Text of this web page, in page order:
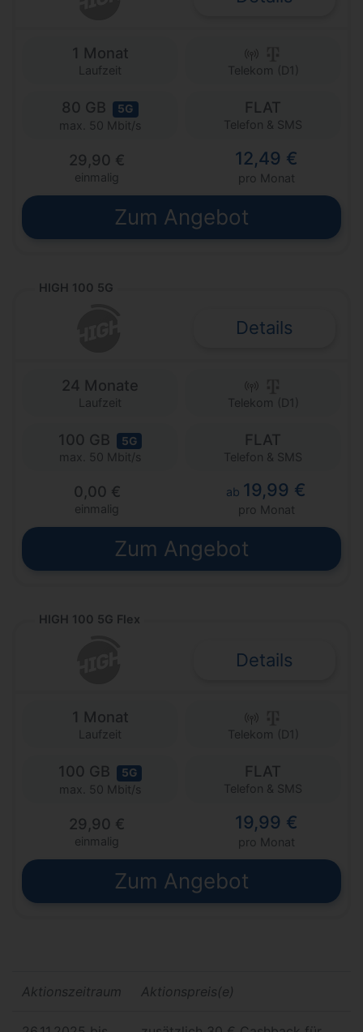
1 Monat
Laufzeit Telekom (D1)
80 GB 5G
max. 50 Mbit/s
FLAT
Telefon & SMS
29,90 €
einmalig
12,49 €
pro Monat
Zum Angebot
HIGH 100 5G
Details
24 Monate
Laufzeit Telekom (D1)
100 GB 5G
max. 50 Mbit/s
FLAT
Telefon & SMS
0,00 €
einmalig
ab 19,99 €
pro Monat
Zum Angebot
HIGH 100 5G Flex
Details
1 Monat
Laufzeit Telekom (D1)
100 GB 5G
max. 50 Mbit/s
FLAT
Telefon & SMS
29,90 €
einmalig
19,99 €
pro Monat
Zum Angebot
Aktionszeitraum Aktionspreis(e)